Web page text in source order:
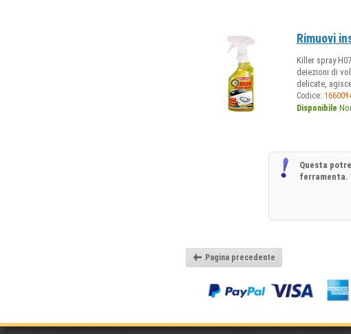
Rimuovi
Killer spray
deiezioni di
delicate,
Codice:
Disponibile
Questa
ferramenta.
Pagina precedente